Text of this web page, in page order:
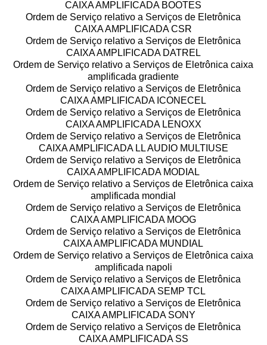
CAIXA AMPLIFICADA BOOTES
Ordem de Serviço relativo a Serviços de Eletrônica
CAIXA AMPLIFICADA CSR
Ordem de Serviço relativo a Serviços de Eletrônica
CAIXA AMPLIFICADA DATREL
Ordem de Serviço relativo a Serviços de Eletrônica caixa
amplificada gradiente
Ordem de Serviço relativo a Serviços de Eletrônica
CAIXA AMPLIFICADA ICONECEL
Ordem de Serviço relativo a Serviços de Eletrônica
CAIXA AMPLIFICADA LENOXX
Ordem de Serviço relativo a Serviços de Eletrônica
CAIXA AMPLIFICADA LL AUDIO MULTIUSE
Ordem de Serviço relativo a Serviços de Eletrônica
CAIXA AMPLIFICADA MODIAL
Ordem de Serviço relativo a Serviços de Eletrônica caixa
amplificada mondial
Ordem de Serviço relativo a Serviços de Eletrônica
CAIXA AMPLIFICADA MOOG
Ordem de Serviço relativo a Serviços de Eletrônica
CAIXA AMPLIFICADA MUNDIAL
Ordem de Serviço relativo a Serviços de Eletrônica caixa
amplificada napoli
Ordem de Serviço relativo a Serviços de Eletrônica
CAIXA AMPLIFICADA SEMP TCL
Ordem de Serviço relativo a Serviços de Eletrônica
CAIXA AMPLIFICADA SONY
Ordem de Serviço relativo a Serviços de Eletrônica
CAIXA AMPLIFICADA SS